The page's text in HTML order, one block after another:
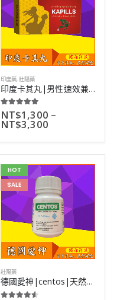
印度藥,壯陽藥
印度卡其丸|男性速效兼保養|純中草藥成分|無副作用|10顆
5.00 out of 5
NT$1,300 –
NT$3,300
HOT
SALE
壯陽藥
德國愛神|centos|天然植物成分製作|男女通服壯陽藥|30粒